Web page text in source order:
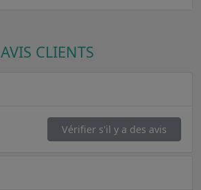
AVIS CLIENTS
Vérifier s'il y a des avis